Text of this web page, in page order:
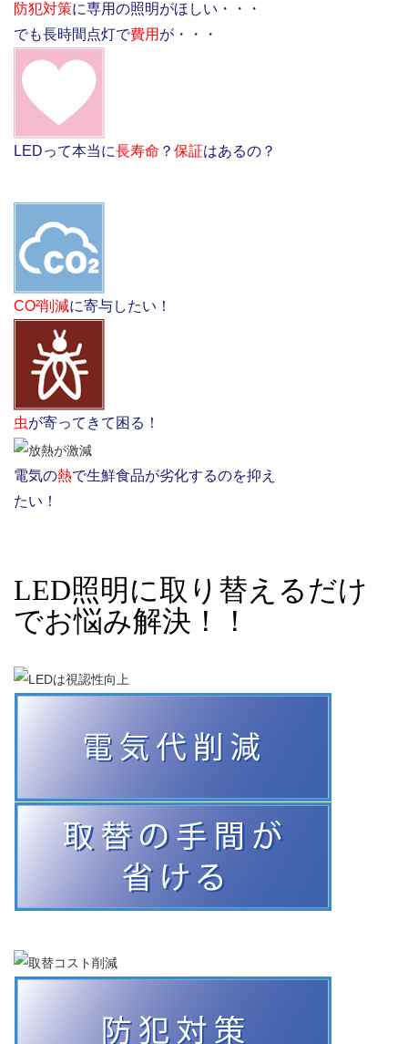
防犯対策に専用の照明がほしい・・・
でも長時間点灯で費用 が・・・
LEDって本当に長寿命 ？ 保証はあるの？
CO²削減に寄与したい！
虫が寄ってきて困る！
電気の熱で生鮮食品が劣化するのを抑え
たい！
LED照明に取り替えるだけ
でお悩み解決！！